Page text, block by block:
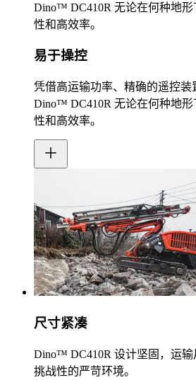
Dino™ DC410R 无论在何种地
性和高效率。
易于操控
凭借高运输功率、精确的遥控装
Dino™ DC410R 无论在何种地
性和高效率。
尺寸紧凑
Dino™ DC410R 设计坚固，运
挑战性的严苛环境。